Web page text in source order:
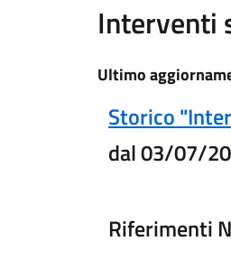
Interventi
Ultimo
Storico
dal 03/07/
Riferimenti